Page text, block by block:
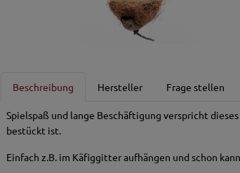
Beschreibung Hersteller Frage stellen
Spielspaß und lange Beschäftigung verspricht
bestückt ist.
Einfach z.B. im Käfiggitter aufhängen und schon